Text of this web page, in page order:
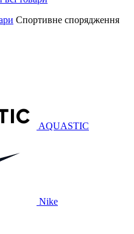
Спортивне спорядження
AQUASTIC
Nike